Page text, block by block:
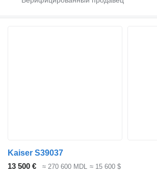
Kaiser S39037
13 500 €
≈ 270 600 MDL ≈ 15 600 $